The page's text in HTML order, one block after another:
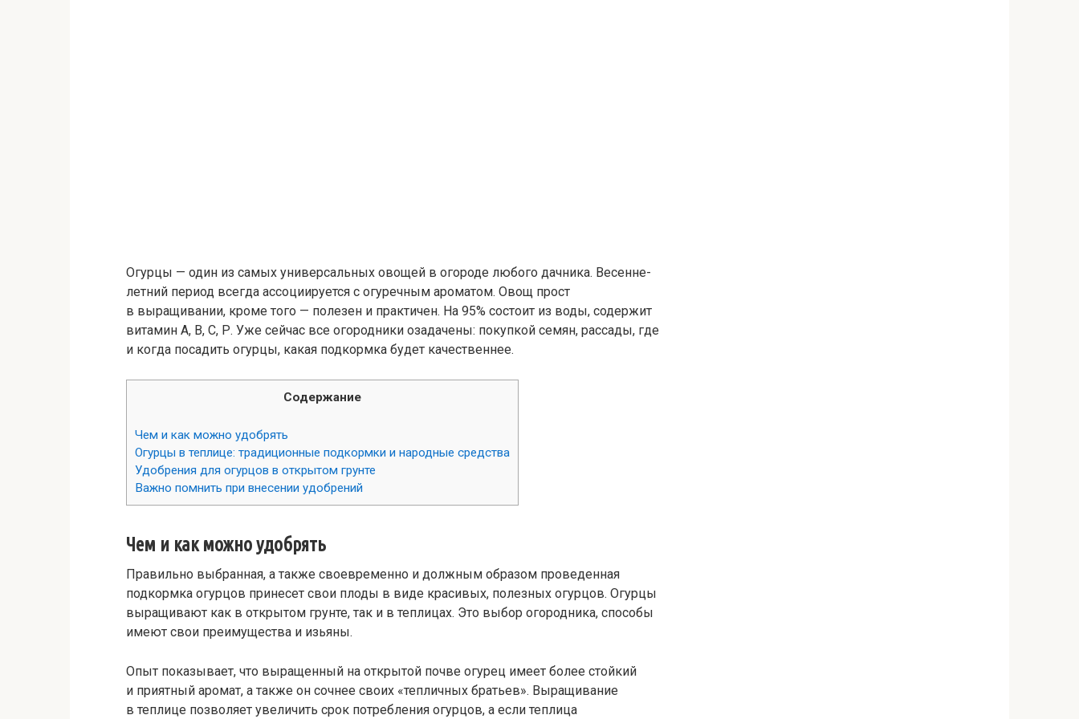
Огурцы — один из самых универсальных овощей в огороде любого дачника. Весенне-
летний период всегда ассоциируется с огуречным ароматом. Овощ прост
в выращивании, кроме того — полезен и практичен. На 95% состоит из воды, содержит
витамин А, В, С, Р. Уже сейчас все огородники озадачены: покупкой семян, рассады, где
и когда посадить огурцы, какая подкормка будет качественнее.
Содержание
Чем и как можно удобрять
Огурцы в теплице: традиционные подкормки и народные средства
Удобрения для огурцов в открытом грунте
Важно помнить при внесении удобрений
Чем и как можно удобрять
Правильно выбранная, а также своевременно и должным образом проведенная
подкормка огурцов принесет свои плоды в виде красивых, полезных огурцов. Огурцы
выращивают как в открытом грунте, так и в теплицах. Это выбор огородника, способы
имеют свои преимущества и изьяны.
Опыт показывает, что выращенный на открытой почве огурец имеет более стойкий
и приятный аромат, а также он сочнее своих «тепличных братьев». Выращивание
в теплице позволяет увеличить срок потребления огурцов, а если теплица